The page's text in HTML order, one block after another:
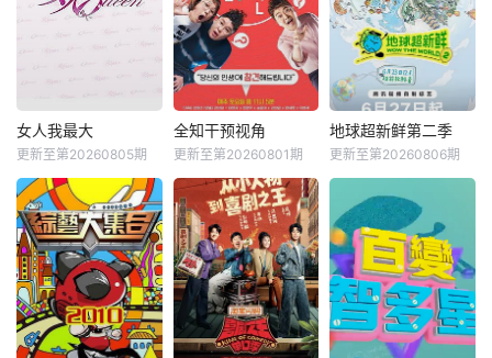
女人我最大
更新至第20260805期
全知干预视角
更新至第20260801期
地球超新鲜第二季
更新至第20260806期